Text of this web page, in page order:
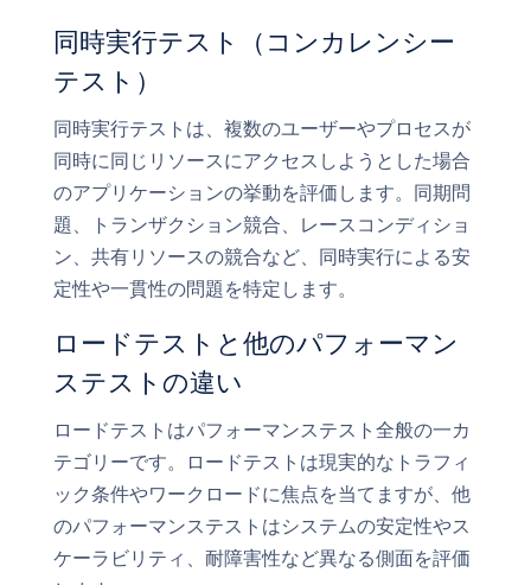
同時実行テスト（コンカレンシー
テスト）
同時実行テストは、複数のユーザーやプロセスが
同時に同じリソースにアクセスしようとした場合
のアプリケーションの挙動を評価します。同期問
題、トランザクション競合、レースコンディショ
ン、共有リソースの競合など、同時実行による安
定性や一貫性の問題を特定します。
ロードテストと他のパフォーマン
ステストの違い
ロードテストはパフォーマンステスト全般の一カ
テゴリーです。ロードテストは現実的なトラフィ
ック条件やワークロードに焦点を当てますが、他
のパフォーマンステストはシステムの安定性やス
ケーラビリティ、耐障害性など異なる側面を評価